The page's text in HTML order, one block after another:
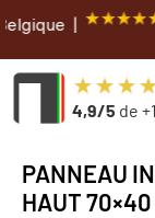
|
4,9/5 de
PANNEAU
HAUT 70×40